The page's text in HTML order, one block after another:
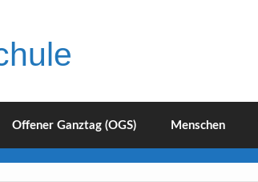
in Moers
Offener Ganztag (OGS) Menschen